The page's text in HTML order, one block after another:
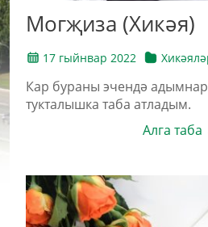
Могҗиза (Хикәя)
17 гыйнвар 2022
Кар бураны эчендә
тукталышка таба атладым.
Алга